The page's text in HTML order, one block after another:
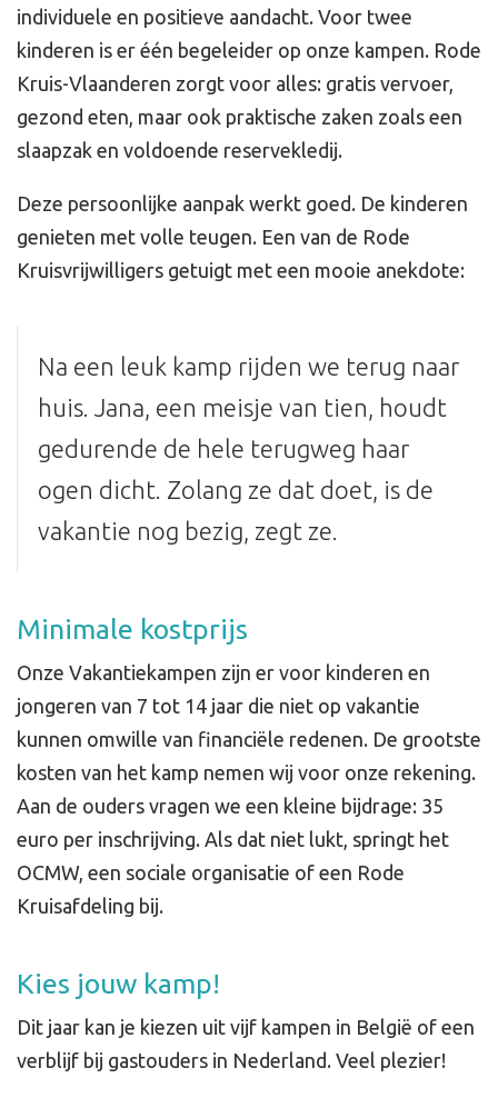
individuele en positieve aandacht. Voor twee
kinderen is er één begeleider op onze kampen. Rode
Kruis-Vlaanderen zorgt voor alles: gratis vervoer,
gezond eten, maar ook praktische zaken zoals een
slaapzak en voldoende reservekledij.
Deze persoonlijke aanpak werkt goed. De kinderen
genieten met volle teugen. Een van de Rode
Kruisvrijwilligers getuigt met een mooie anekdote:
Na een leuk kamp rijden we terug naar
huis. Jana, een meisje van tien, houdt
gedurende de hele terugweg haar
ogen dicht. Zolang ze dat doet, is de
vakantie nog bezig, zegt ze.
Minimale kostprijs
Onze Vakantiekampen zijn er voor kinderen en
jongeren van 7 tot 14 jaar die niet op vakantie
kunnen omwille van financiële redenen. De grootste
kosten van het kamp nemen wij voor onze rekening.
Aan de ouders vragen we een kleine bijdrage: 35
euro per inschrijving. Als dat niet lukt, springt het
OCMW, een sociale organisatie of een Rode
Kruisafdeling bij.
Kies jouw kamp!
Dit jaar kan je kiezen uit vijf kampen in België of een
verblijf bij gastouders in Nederland. Veel plezier!